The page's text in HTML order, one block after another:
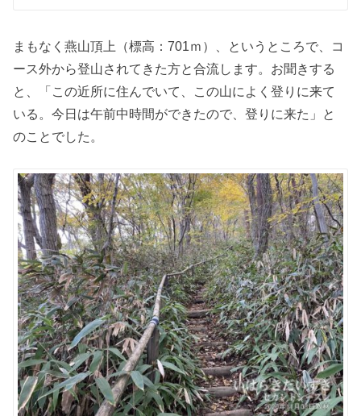
まもなく燕山頂上（標高：701ｍ）、というところで、コ
ース外から登山されてきた方と合流します。お聞きする
と、「この近所に住んでいて、この山によく登りに来て
いる。今日は午前中時間ができたので、登りに来た」と
のことでした。